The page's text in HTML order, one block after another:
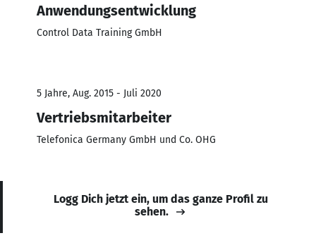
Anwendungsentwicklung
Control Data Training GmbH
5 Jahre, Aug. 2015 - Juli 2020
Vertriebsmitarbeiter
Telefonica Germany GmbH und Co. OHG
Logg Dich jetzt ein, um das ganze Profil zu
sehen.